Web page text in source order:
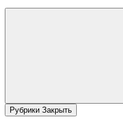
Рубрики Закрыть